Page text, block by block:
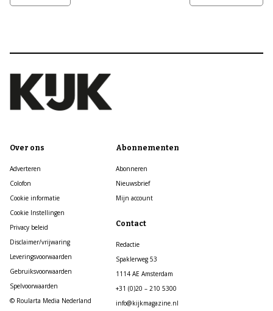
Over ons
Adverteren
Colofon
Cookie informatie
Cookie Instellingen
Privacy beleid
Disclaimer/vrijwaring
Leveringsvoorwaarden
Gebruiksvoorwaarden
Spelvoorwaarden
© Roularta Media Nederland
Abonnementen
Abonneren
Nieuwsbrief
Mijn account
Contact
Redactie
Spaklerweg 53
1114 AE Amsterdam
+31 (0)20 – 210 5300
info@kijkmagazine.nl